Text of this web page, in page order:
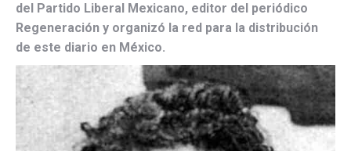
del Partido Liberal Mexicano, editor del periódico
Regeneración y organizó la red para la distribución
de este diario en México.